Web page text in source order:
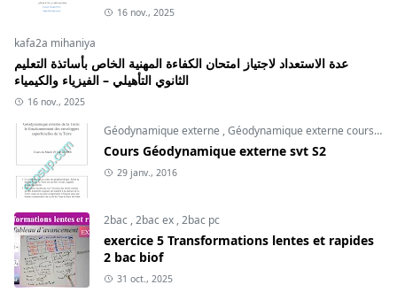
16 nov., 2025
kafa2a mihaniya
عدة الاستعداد لاجتياز امتحان الكفاءة المهنية الخاص بأساتذة التعليم
الثانوي التأهيلي – الفيزياء والكيمياء
16 nov., 2025
Géodynamique externe ,Géodynamique externe cours ,
Cours Géodynamique externe svt S2
29 janv., 2016
2bac ,2bac ex ,2bac pc
exercice 5 Transformations lentes et rapides
2 bac biof
31 oct., 2025